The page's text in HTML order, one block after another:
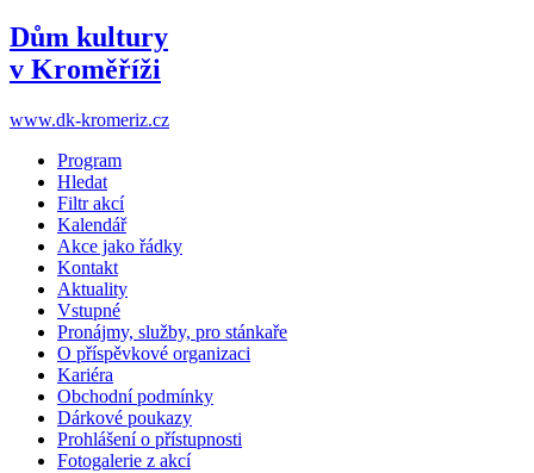
Dům kultury
v Kroměříži
www.dk-kromeriz.cz
Program
Hledat
Filtr akcí
Kalendář
Akce jako řádky
Kontakt
Aktuality
Vstupné
Pronájmy, služby, pro stánkaře
O příspěvkové organizaci
Kariéra
Obchodní podmínky
Dárkové poukazy
Prohlášení o přístupnosti
Fotogalerie z akcí